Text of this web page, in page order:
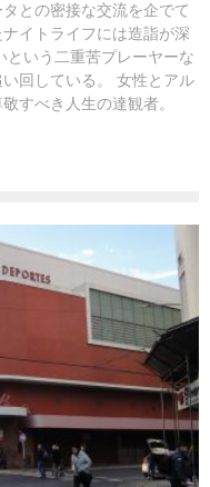
との密接な交流を企でて
イトライフには造詣が深
いう二重苦プレーヤーな
回している。 女性とアル
すべき人生の達観者。